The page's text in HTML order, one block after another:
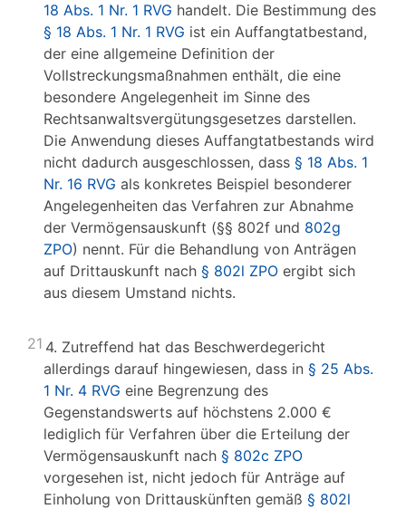
18 Abs. 1 Nr. 1 RVG handelt. Die Bestimmung des
§ 18 Abs. 1 Nr. 1 RVG ist ein Auffangtatbestand,
der eine allgemeine Definition der
Vollstreckungsmaßnahmen enthält, die eine
besondere Angelegenheit im Sinne des
Rechtsanwaltsvergütungsgesetzes darstellen.
Die Anwendung dieses Auffangtatbestands wird
nicht dadurch ausgeschlossen, dass § 18 Abs. 1
Nr. 16 RVG als konkretes Beispiel besonderer
Angelegenheiten das Verfahren zur Abnahme
der Vermögensauskunft (§§ 802f und 802g
ZPO) nennt. Für die Behandlung von Anträgen
auf Drittauskunft nach § 802l ZPO ergibt sich
aus diesem Umstand nichts.
21 4. Zutreffend hat das Beschwerdegericht
allerdings darauf hingewiesen, dass in § 25 Abs.
1 Nr. 4 RVG eine Begrenzung des
Gegenstandswerts auf höchstens 2.000 €
lediglich für Verfahren über die Erteilung der
Vermögensauskunft nach § 802c ZPO
vorgesehen ist, nicht jedoch für Anträge auf
Einholung von Drittauskünften gemäß § 802l